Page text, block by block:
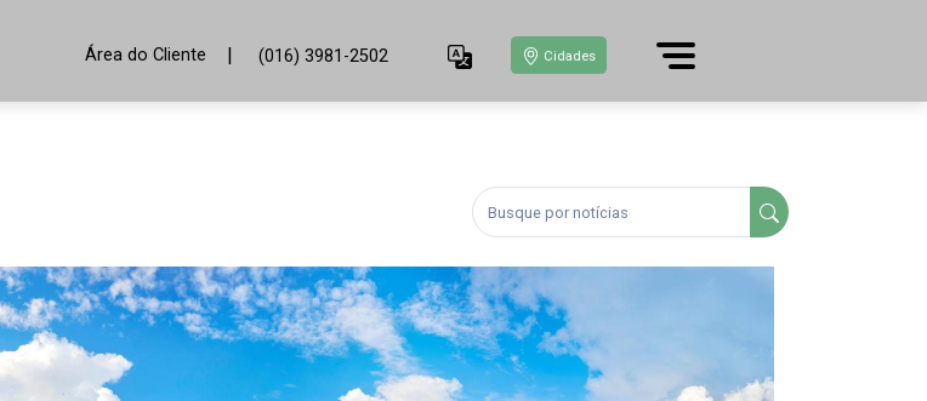
Área do Cliente | (016) 3981-2502 Cidades